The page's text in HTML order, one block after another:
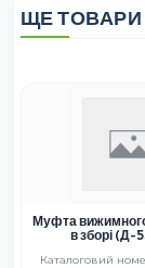
ЩЕ ТОВАРИ
Муфта
в зборі (Д-
Каталоговий